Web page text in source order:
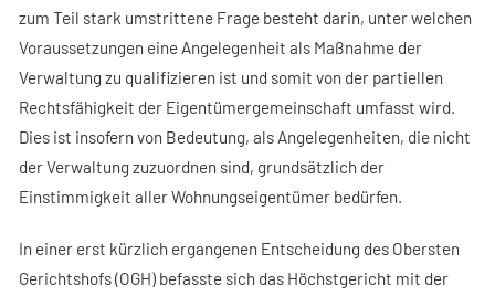
zum Teil stark umstrittene Frage besteht darin, unter welchen
Voraussetzungen eine Angelegenheit als Maßnahme der
Verwaltung zu qualifizieren ist und somit von der partiellen
Rechtsfähigkeit der Eigentümergemeinschaft umfasst wird.
Dies ist insofern von Bedeutung, als Angelegenheiten, die nicht
der Verwaltung zuzuordnen sind, grundsätzlich der
Einstimmigkeit aller Wohnungseigentümer bedürfen.
In einer erst kürzlich ergangenen Entscheidung des Obersten
Gerichtshofs (OGH) befasste sich das Höchstgericht mit der